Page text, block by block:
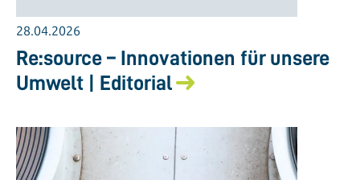
28.04.2026
Re:source – Innovationen für unsere
Umwelt | Editorial